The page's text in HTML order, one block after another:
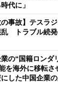
代に」
の事故】テスラ
トラブル続
の“国籍ロン
を海外に移転
した中国企業